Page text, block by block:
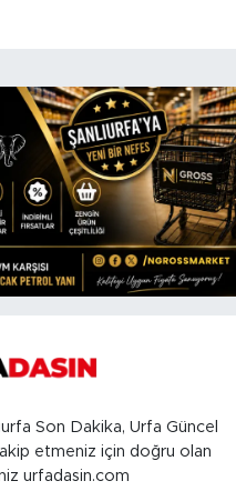
Son Dakika, Urfa Güncel
etmeniz için doğru olan
urfadasin.com